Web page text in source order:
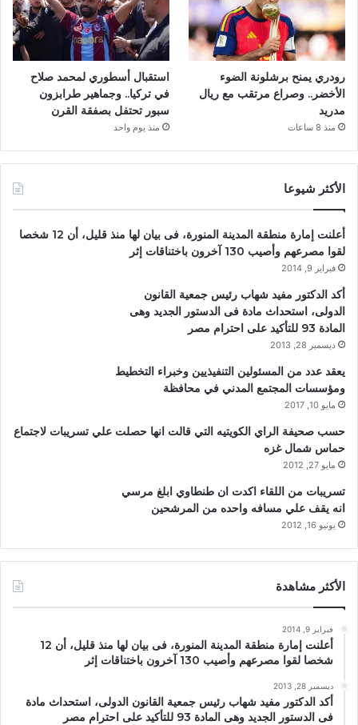
رودري يمنح برشلونة الضوء
الأخضر.. وصراع مرتقب مع ريال
مدريد
منذ 8 ساعات
استقبال أسطوري لمحمد صلاح
في تركيا.. وجماهير طرابزون
سبور تحتفل بصفقة القرن
منذ يوم واحد
الأكثر شيوعا
أعلنت إمارة منطقة المدينة المنورة، فى بيان لها منذ قليل، أن 12 شخصا
لقوا مصرعهم وأصيب 130 آخرون باختناقات إثر
فبراير 9, 2014
أكد الدكتور مفيد شهاب رئيس جمعية القانون
الدولى، استحداث مادة فى الدستور الجديد وهى
المادة 93 للتأكيد على احترام مصر
ديسمبر 28, 2013
يعقد عدد من المسئولين التنفيذيين وخبراء التخطيط
ومؤسسات المجتمع المدني في محافظة
مايو 10, 2017
حسب صحيفة الراي الكويتيه التي قالت انها حصلت علي تسريبات لاجتماع
حماس شمال غزه
مايو 27, 2012
تسريبات من اللقاء اكدت ان طنطاوي ابلغ مرسي
انه يقف علي مسافه واحده من المرشحين
يونيو 16, 2012
الأكثر مشاهدة
فبراير 9, 2014
أعلنت إمارة منطقة المدينة المنورة، فى بيان لها منذ قليل، أن 12
شخصا لقوا مصرعهم وأصيب 130 آخرون باختناقات إثر
ديسمبر 28, 2013
أكد الدكتور مفيد شهاب رئيس جمعية القانون الدولى، استحداث مادة
فى الدستور الجديد وهى المادة 93 للتأكيد على احترام مصر